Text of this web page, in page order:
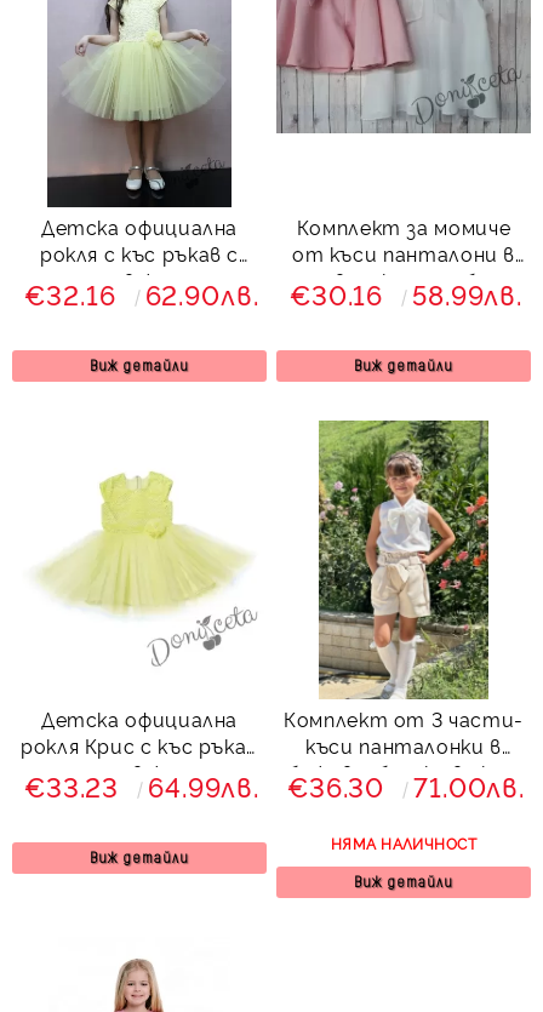
Детска официална
рокля с къс ръкав с
дантела в жълто и и
тюл
€32.16 62.90лв.
Виж детайли
Комплект за момиче
от къси панталони в
розово с колан и блуза
без ръкав в екрю с
€30.16 58.99лв.
Виж детайли
Детска официална
рокля Крис с къс ръкав
с дантела в жълто и и
тюл
€33.23 64.99лв.
Виж детайли
Комплект от 3 части-
къси панталонки в
бежово, блузка в екрю
и чорапки в екрю от
€36.30 71.00лв.
НЯМА НАЛИЧНОСТ
Виж детайли